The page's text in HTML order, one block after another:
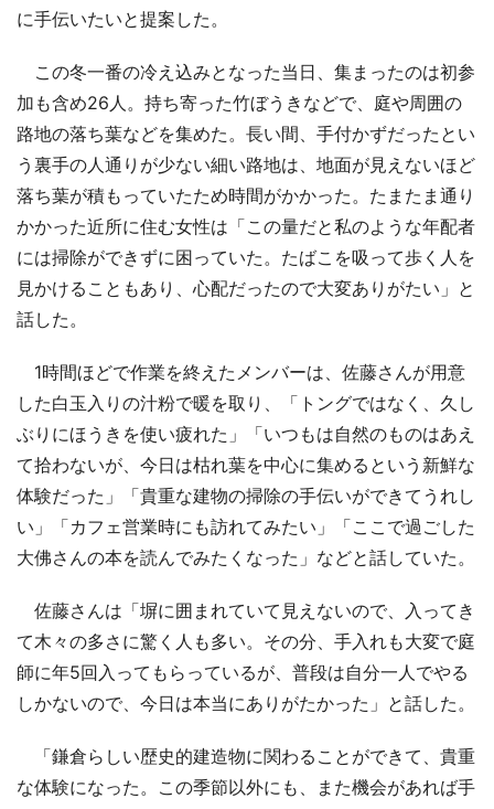
に手伝いたいと提案した。
この冬一番の冷え込みとなった当日、集まったのは初参
加も含め26人。持ち寄った竹ぼうきなどで、庭や周囲の
路地の落ち葉などを集めた。長い間、手付かずだったとい
う裏手の人通りが少ない細い路地は、地面が見えないほど
落ち葉が積もっていたため時間がかかった。たまたま通り
かかった近所に住む女性は「この量だと私のような年配者
には掃除ができずに困っていた。たばこを吸って歩く人を
見かけることもあり、心配だったので大変ありがたい」と
話した。
1時間ほどで作業を終えたメンバーは、佐藤さんが用意
した白玉入りの汁粉で暖を取り、「トングではなく、久し
ぶりにほうきを使い疲れた」「いつもは自然のものはあえ
て拾わないが、今日は枯れ葉を中心に集めるという新鮮な
体験だった」「貴重な建物の掃除の手伝いができてうれし
い」「カフェ営業時にも訪れてみたい」「ここで過ごした
大佛さんの本を読んでみたくなった」などと話していた。
佐藤さんは「塀に囲まれていて見えないので、入ってき
て木々の多さに驚く人も多い。その分、手入れも大変で庭
師に年5回入ってもらっているが、普段は自分一人でやる
しかないので、今日は本当にありがたかった」と話した。
「鎌倉らしい歴史的建造物に関わることができて、貴重
な体験になった。この季節以外にも、また機会があれば手